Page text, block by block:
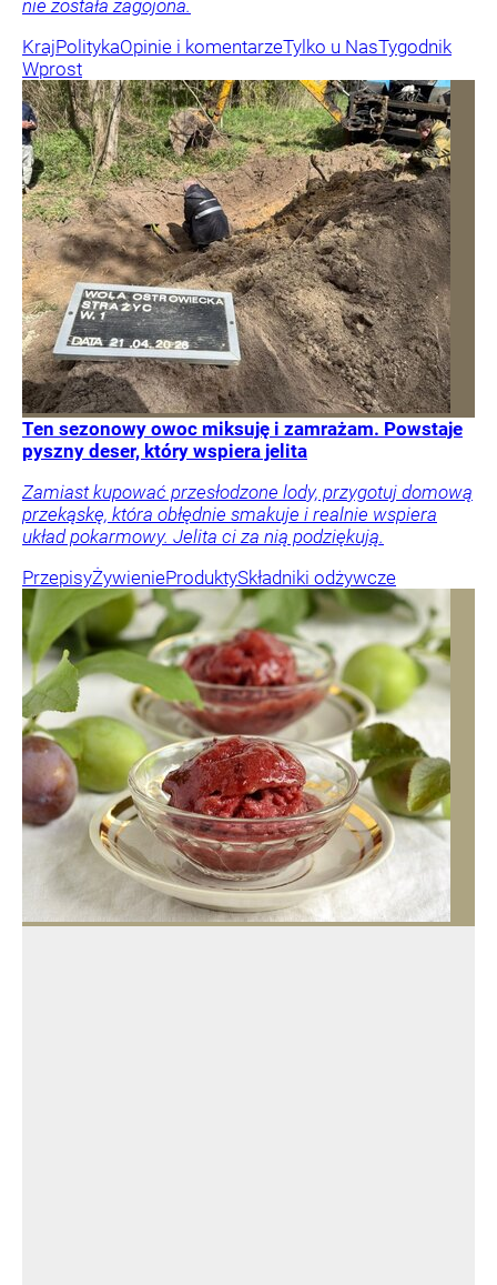
nie została zagojona.
KrajPolitykaOpinie i komentarzeTylko u NasTygodnik
Wprost
Ten sezonowy owoc miksuję i zamrażam. Powstaje
pyszny deser, który wspiera jelita
Zamiast kupować przesłodzone lody, przygotuj domową
przekąskę, która obłędnie smakuje i realnie wspiera
układ pokarmowy. Jelita ci za nią podziękują.
PrzepisyŻywienieProduktySkładniki odżywcze